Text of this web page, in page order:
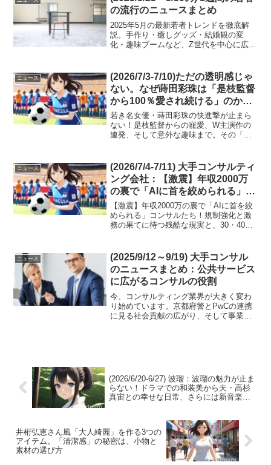
らにはBABA抜き...
の流行のニュースまとめ
2025年5月の最新若者トレンドを徹底解
説。手作り・癒しグッズ・結婚観の変
化・趣味ブームなど、Z世代を中心に広が
ニュース
(2026/7/3-7/10)ただの透明感じゃ
ない。なぜ蒔田彩珠は「是枝監督
から100％愛され続ける」のか？
W主演連発の裏に隠された、大人
の男を底なしに沼らせる『意外な
趣味』
若き名女優・蒔田彩珠の快進撃が止まら
ない！是枝監督からの寵愛、W主演作の
連発、そして意外な趣味まで。その「透
を賑わせているのは、その圧倒的な存在
感で観る者を惹きつける...
ニュース
(2026/7/4-7/11) 大手コンサルティ
ング会社：【激震】年収2000万
の裏で「AIに首を絞められる」コ
ンサルたち！規制強化と激務の果
てに待つ残酷な現実と、30・40
代が手遅れになる前に掴むべき
【激震】年収2000万の裏で「AIに首を絞
められる」コンサルたち！規制強化と激
務の果てに待つ残酷な現実と、30・40代
も言える大手コンサルティング会社。そ
のイメージは...
ニュース
(2025/9/12～9/19) 大手コンサル
のニュースまとめ：公共サービス
に広がるコンサルの役割
今、コンサルティング業界が大きく変わ
り始めています。京都府警とPwCの連携
に見る社会貢献の広がり、そして事業会
(2026/6/20-6/27) 波瑠：波瑠の魅力が止ま
らない！ドラマでの和装美から夫・高杉
真宙との幸せな日常、さらには新音楽特
井桁弘恵さん風「大人綺麗」を作る3つの
アイテム。「清潔感」の秘密は、小物と
素材の選び方